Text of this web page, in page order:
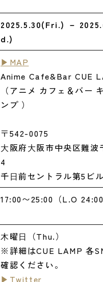
2025.5.30(Fri.) － 2025.
d.)
▶MAP
Anime Cafe&Bar CUE
（アニメ カフェ＆バー
ンプ ）
〒542-0075
⼤阪府⼤阪市中央区難波
4
千⽇前セントラル第5ビ
17:00〜25:00（L.O 24:00
⽊曜⽇（Thu.）
※詳細はCUE LAMP 各
確認ください。
▶Twitter